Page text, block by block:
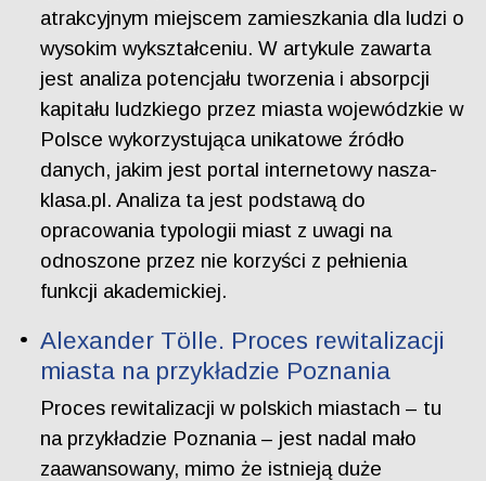
atrakcyjnym miejscem zamieszkania dla ludzi o
wysokim wykształceniu. W artykule zawarta
jest analiza potencjału tworzenia i absorpcji
kapitału ludzkiego przez miasta wojewódzkie w
Polsce wykorzystująca unikatowe źródło
danych, jakim jest portal internetowy nasza-
klasa.pl. Analiza ta jest podstawą do
opracowania typologii miast z uwagi na
odnoszone przez nie korzyści z pełnienia
funkcji akademickiej.
Alexander Tölle. Proces rewitalizacji
miasta na przykładzie Poznania
Proces rewitalizacji w polskich miastach – tu
na przykładzie Poznania – jest nadal mało
zaawansowany, mimo że istnieją duże